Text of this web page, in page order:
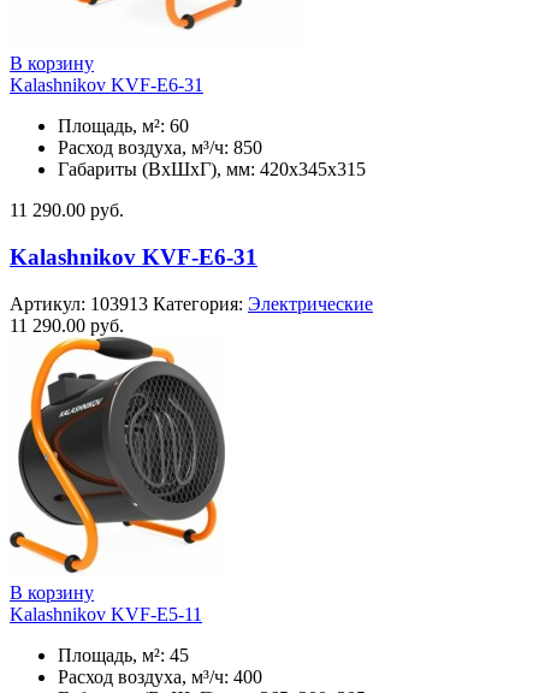
В корзину
Kalashnikov KVF-E6-31
Площадь, м²: 60
Расход воздуха, м³/ч: 850
Габариты (ВхШхГ), мм: 420x345x315
11 290.00 руб.
Kalashnikov KVF-E6-31
Артикул: 103913 Категория: Электрические
11 290.00 руб.
В корзину
Kalashnikov KVF-E5-11
Площадь, м²: 45
Расход воздуха, м³/ч: 400